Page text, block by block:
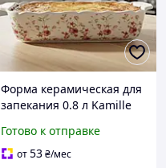
Форма керамическая для
запекания 0.8 л Kamille
Готово к отправке
от53₴/мес